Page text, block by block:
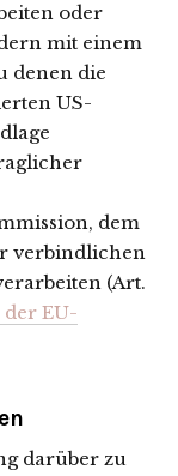
oder
mit einem
denen die
US-
dem
verbindlichen
(Art.
EU-
darüber zu